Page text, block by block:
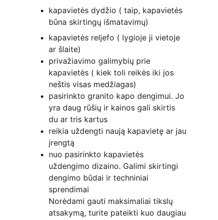
kapavietės dydžio ( taip, kapavietės
būna skirtingų išmatavimų)
kapavietės reljefo ( lygioje ji vietoje
ar šlaite)
privažiavimo galimybių prie
kapavietės ( kiek toli reikės iki jos
neštis visas medžiagas)
pasirinkto granito kapo dengimui. Jo
yra daug rūšių ir kainos gali skirtis
du ar tris kartus
reikia uždengti naują kapavietę ar jau
įrengtą
nuo pasirinkto kapavietės
uždengimo dizaino. Galimi skirtingi
dengimo būdai ir techniniai
sprendimai
Norėdami gauti maksimaliai tikslų
atsakymą, turite pateikti kuo daugiau